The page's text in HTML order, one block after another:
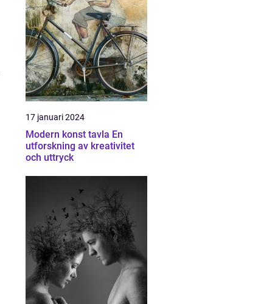
17 januari 2024
Modern konst tavla En
utforskning av kreativitet
och uttryck